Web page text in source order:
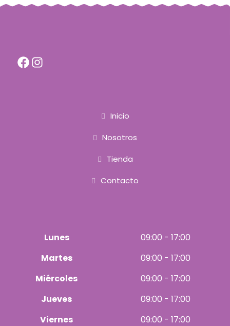
F
a
Inicio
Nosotros
Tienda
Contacto
Lunes
09:00 - 17:00
Martes
09:00 - 17:00
Miércoles
09:00 - 17:00
Jueves
09:00 - 17:00
Viernes
09:00 - 17:00